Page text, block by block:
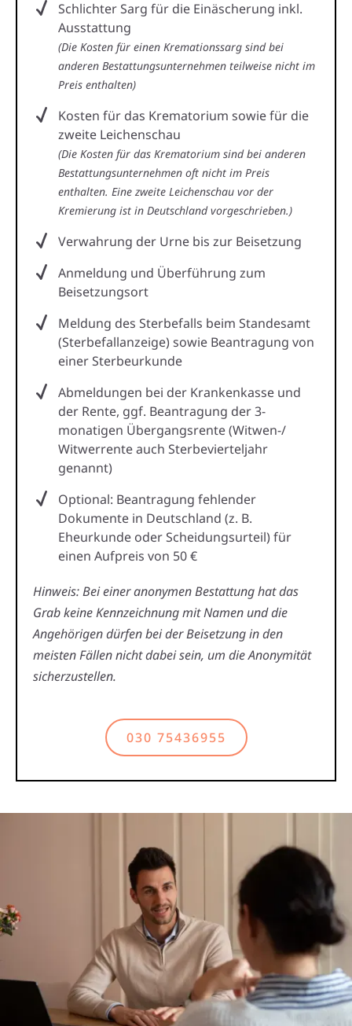
Schlichter Sarg für die Einäscherung inkl.
Ausstattung
(Die Kosten für einen Kremationssarg sind bei
anderen Bestattungsunternehmen teilweise nicht im
Preis enthalten)
Kosten für das Krematorium sowie für die
zweite Leichenschau
(Die Kosten für das Krematorium sind bei anderen
Bestattungsunternehmen oft nicht im Preis
enthalten. Eine zweite Leichenschau vor der
Kremierung ist in Deutschland vorgeschrieben.)
Verwahrung der Urne bis zur Beisetzung
Anmeldung und Überführung zum
Beisetzungsort
Meldung des Sterbefalls beim Standesamt
(Sterbefallanzeige) sowie Beantragung von
einer Sterbeurkunde
Abmeldungen bei der Krankenkasse und
der Rente, ggf. Beantragung der 3-
monatigen Übergangsrente (Witwen-/
Witwerrente auch Sterbevierteljahr
genannt)
Optional: Beantragung fehlender
Dokumente in Deutschland (z. B.
Eheurkunde oder Scheidungsurteil) für
einen Aufpreis von 50 €
Hinweis: Bei einer anonymen Bestattung hat das
Grab keine Kennzeichnung mit Namen und die
Angehörigen dürfen bei der Beisetzung in den
meisten Fällen nicht dabei sein, um die Anonymität
sicherzustellen.
030 75436955